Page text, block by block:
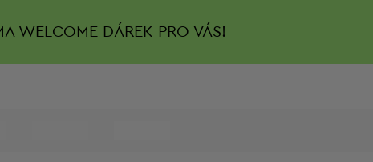
WELCOME DÁREK PRO VÁS!